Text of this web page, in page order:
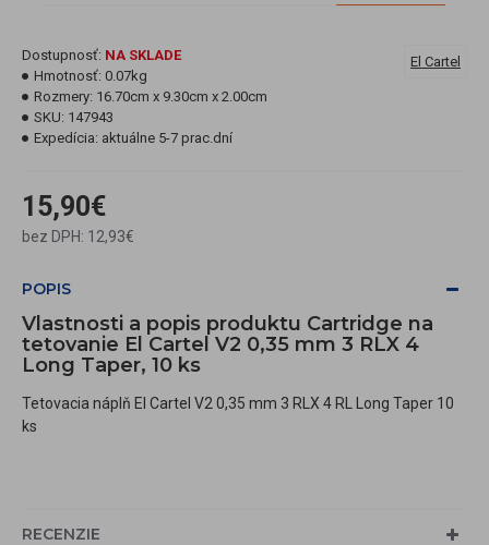
15,90€
bez DPH: 12,93€
Dostupnosť: NA SKLADE
Hmotnosť: 0.07kg
Rozmery: 16.70cm x 9.30cm x 2.00cm
SKU: 147943
Expedícia: aktuálne 5-7 prac.dní
El Cartel
POPIS
Vlastnosti a popis produktu Cartridge na
tetovanie El Cartel V2 0,35 mm 3 RLX 4
Long Taper, 10 ks
Tetovacia náplň El Cartel V2 0,35 mm 3 RLX 4 RL Long Taper 10
ks
RECENZIE